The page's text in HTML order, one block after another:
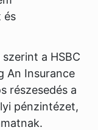
és
a HSBC
An Insurance
részesedés a
pénzintézet,